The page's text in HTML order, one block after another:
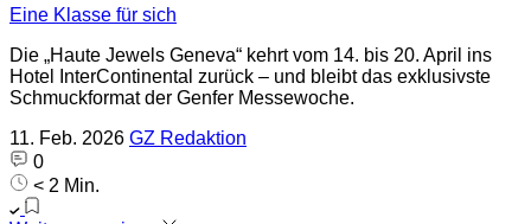
Eine Klasse für sich
Die „Haute Jewels Geneva“ kehrt vom 14. bis 20. April ins
Hotel InterContinental zurück – und bleibt das exklusivste
Schmuckformat der Genfer Messewoche.
11. Feb. 2026 GZ Redaktion
0
< 2 Min.